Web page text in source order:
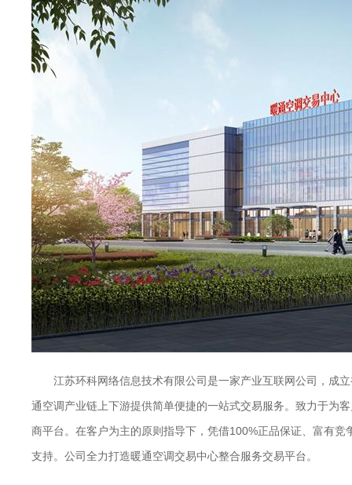
江苏环科网络信息技术有限公司是一家产业互联网公司，成
通空调产业链上下游提供简单便捷的一站式交易服务。致力于为
商平台。在客户为主的原则指导下，凭借100%正品保证、富有
支持。公司全力打造暖通空调交易中心整合服务交易平台。